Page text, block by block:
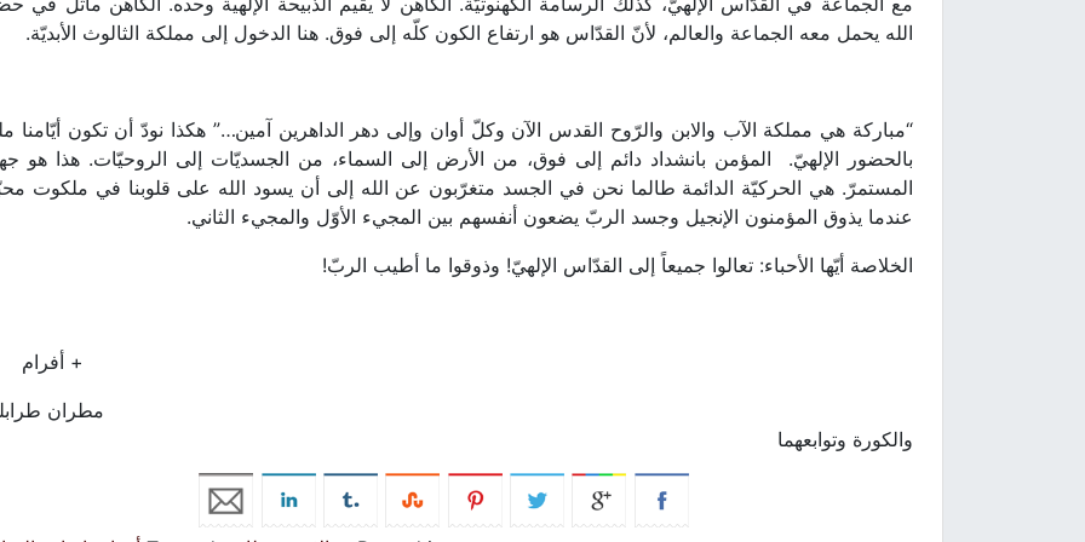
الله يحمل معه الجماعة والعالم، لأنّ القدّاس هو ارتفاع الكون كلّه إلى فوق. هنا الدخول إلى مملكة الثالوث الأبديّة.
“مباركة هي مملكة الآب والابن والرّوح القدس الآن وكلّ أوان وإلى دهر الداهرين آمين…” هكذا نودّ أن تكون أيّامنا
بالحضور الإلهيّ. المؤمن بانشداد دائم إلى فوق، من الأرض إلى السماء، من الجسديّات إلى الروحيّات. هذا هو
المستمرّ. هي الحركيّة الدائمة طالما نحن في الجسد متغرّبون عن الله إلى أن يسود الله على قلوبنا في ملكوت
عندما يذوق المؤمنون الإنجيل وجسد الربّ يضعون أنفسهم بين المجيء الأوّل والمجيء الثاني.
الخلاصة أيّها الأحباء: تعالوا جميعاً إلى القدّاس الإلهيّ! وذوقوا ما أطيب الربّ!
+ أفرام
مطران
والكورة وتوابعهما